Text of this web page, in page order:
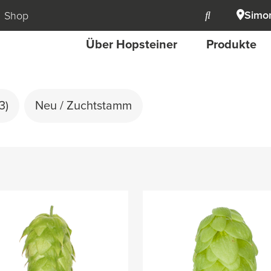
Shop
Über Hopsteiner Produkte
Neu / Zuchtstamm